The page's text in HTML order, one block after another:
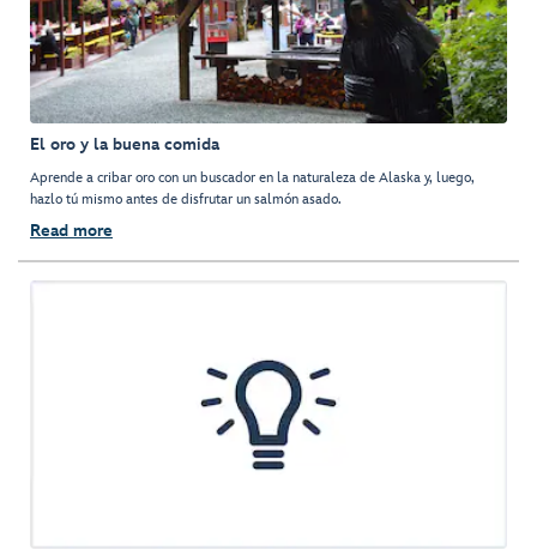
El oro y la buena comida
Aprende a cribar oro con un buscador en la naturaleza de Alaska y, luego,
hazlo tú mismo antes de disfrutar un salmón asado.
Read more